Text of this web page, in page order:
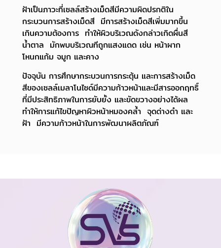
ฝ้าเป็นภาวะที่เซลล์สร้างเม็ดสีมีความผิดปรกติใน
กระบวนการสร้างเม็ดสี มีการสร้างเม็ดสีเพิ่มมากขึ้น
เกินความต้องการ ทำให้ผิวบริเวณดังกล่าวเกิดผื่นสี
น้ำตาล มักพบบริเวณทีถูกแสงแดด เช่น หน้าผาก
โหนกแก้ม จมูก และคาง
ปัจจุบัน การศึกษากระบวนการกระตุ้น และการสร้างเม็ด
สีของเซลล์เมลาโนไซด์มีความก้าวหน้าและมีสารออกฤทธิ์
ที่มีประสิทธิภาพในการยับยั้ง และขัดขวางอย่างได้ผล
ทำให้การแก้ไขปัญหาผิวหน้าหมองคล้ำ จุดด่างดำ และ
ฝ้า มีความก้าวหน้าในการพัฒนาผลิตภัณฑ์